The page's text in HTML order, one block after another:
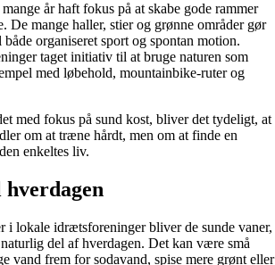
år haft fokus på at skabe gode rammer
De mange haller, stier og grønne områder gør
organiseret sport og spontan motion.
taget initiativ til at bruge naturen som
med løbehold, mountainbike-ruter og
med fokus på sund kost, bliver det tydeligt, at
om at træne hårdt, men om at finde en
enkeltes liv.
i lokale idrætsforeninger bliver de sunde vaner,
del af hverdagen. Det kan være små
vand frem for sodavand, spise mere grønt eller